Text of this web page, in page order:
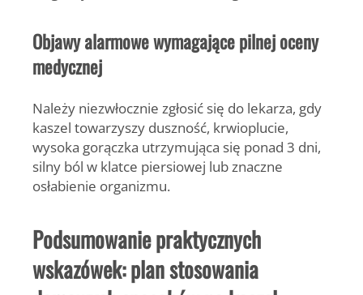
Objawy alarmowe wymagające pilnej oceny
medycznej
Należy niezwłocznie zgłosić się do lekarza, gdy
kaszel towarzyszy duszność, krwioplucie,
wysoka gorączka utrzymująca się ponad 3 dni,
silny ból w klatce piersiowej lub znaczne
osłabienie organizmu.
Podsumowanie praktycznych
wskazówek: plan stosowania